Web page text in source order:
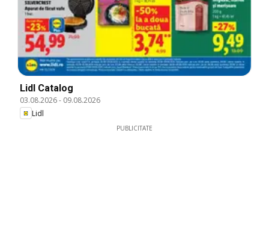
Lidl Catalog
03.08.2026- 09.08.2026
Lidl
PUBLICITATE